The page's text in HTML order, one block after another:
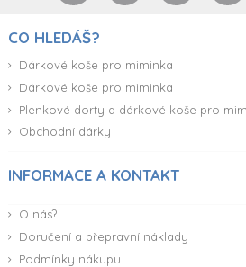
CO HLEDÁŠ?
Dárkové koše pro miminka
Dárkové koše pro miminka
Plenkové dorty a dárkové koše pro
Obchodní dárky
INFORMACE A KONTAKT
O nás?
Doručení a přepravní náklady
Podmínky nákupu